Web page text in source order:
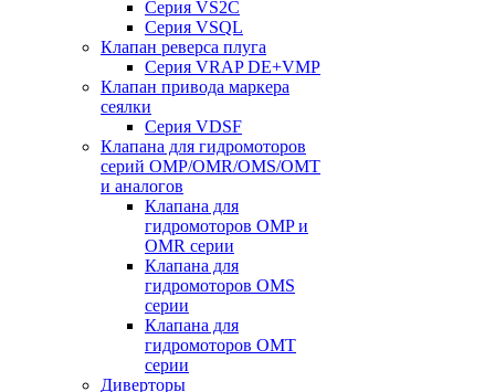
Серия VS2C
Серия VSQL
Клапан реверса плуга
Серия VRAP DE+VMP
Клапан привода маркера
сеялки
Серия VDSF
Клапана для гидромоторов
серий OMP/OMR/OMS/OMT
и аналогов
Клапана для
гидромоторов OMP и
OMR серии
Клапана для
гидромоторов OMS
серии
Клапана для
гидромоторов OMT
серии
Диверторы